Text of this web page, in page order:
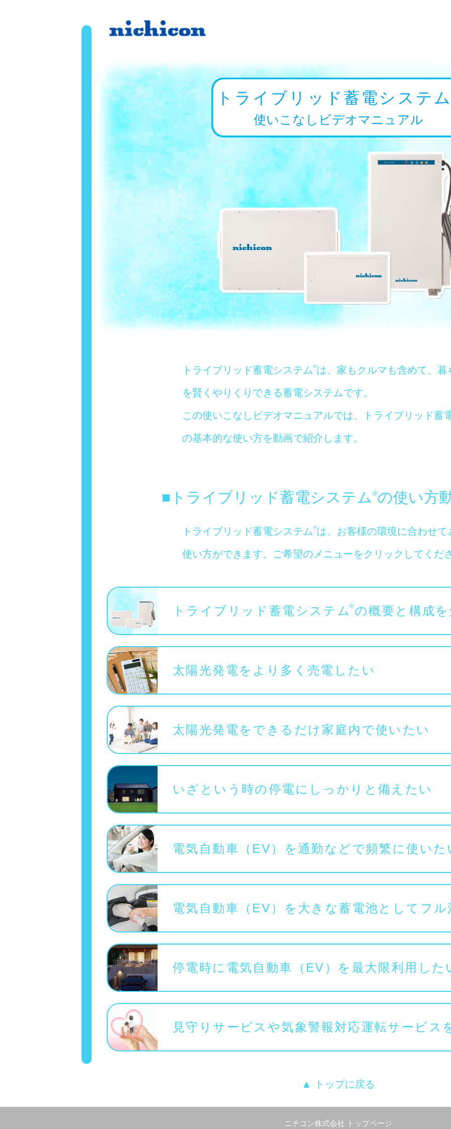
トライブリッド蓄電システ
使いこなしビデオマニュアル
トライブリッド蓄電システム®は、家もクルマも含めて、暮
を賢くやりくりできる蓄電システムです。
この使いこなしビデオマニュアルでは、トライブリッド蓄
の基本的な使い方を動画で紹介します。
■トライブリッド蓄電システム ®の使い方
トライブリッド蓄電システム®は、お客様の環境に合わせて
使い方ができます。ご希望のメニューをクリックしてくだ
トライブリッド蓄電システム® の概要と構成
太陽光発電をより多く売電したい
太陽光発電をできるだけ家庭内で使いたい
いざという時の停電にしっかりと備えたい
電気自動車（EV）を通勤などで頻繁に使いた
電気自動車（EV）を大きな蓄電池としてフ
停電時に電気自動車（EV）を最大限利用した
見守りサービスや気象警報対応運転サービス
▲ トップに戻る
ニチコン株式会社 トップページ